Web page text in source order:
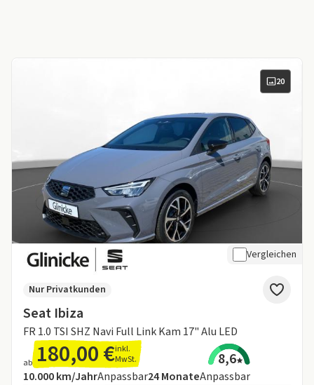
20
Vergleichen
Seat Ibiza
FR 1.0 TSI SHZ Navi Full Link Kam 17" Alu LED
Nur Privatkunden
ab 180,00 €inkl.
MwSt.
8,6
Angebotsdetails:
Inklusive Laufleistung
10.000 km/JahrAnpassbarLaufzeit
24MonateAnpassbar